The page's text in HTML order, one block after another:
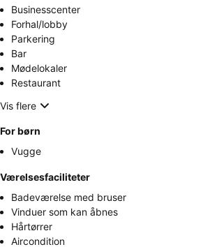
Businesscenter
Forhal/lobby
Parkering
Bar
Mødelokaler
Restaurant
Vis flere
For børn
Vugge
Værelsesfaciliteter
Badeværelse med bruser
Vinduer som kan åbnes
Hårtørrer
Aircondition